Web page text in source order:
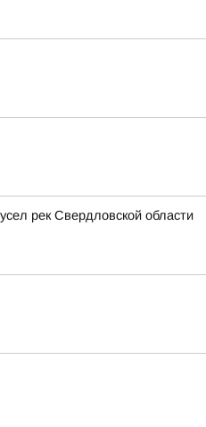
рек Свердловской области